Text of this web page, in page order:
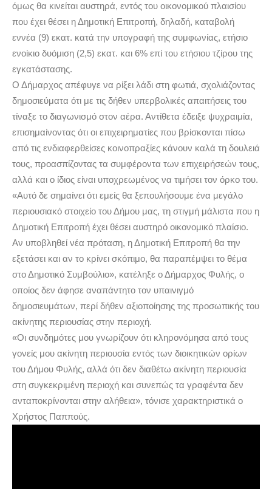
όμως θα κινείται αυστηρά, εντός του οικονομικού πλαισίου
που έχει θέσει η Δημοτική Επιτροπή, δηλαδή, καταβολή
εννέα (9) εκατ. κατά την υπογραφή της συμφωνίας, ετήσιο
ενοίκιο δυόμιση (2,5) εκατ. και 6% επί του ετήσιου τζίρου της
εγκατάστασης.
Ο Δήμαρχος απέφυγε να ρίξει λάδι στη φωτιά, σχολιάζοντας
δημοσιεύματα ότι με τις δήθεν υπερβολικές απαιτήσεις του
τίναξε το διαγωνισμό στον αέρα. Αντίθετα έδειξε ψυχραιμία,
επισημαίνοντας ότι οι επιχειρηματίες που βρίσκονται πίσω
από τις ενδιαφερθείσες κοινοπραξίες κάνουν καλά τη δουλειά
τους, προασπίζοντας τα συμφέροντα των επιχειρήσεών τους,
αλλά και ο ίδιος είναι υποχρεωμένος να τιμήσει τον όρκο του.
«Αυτό δε σημαίνει ότι εμείς θα ξεπουλήσουμε ένα μεγάλο
περιουσιακό στοιχείο του Δήμου μας, τη στιγμή μάλιστα που η
Δημοτική Επιτροπή έχει θέσει αυστηρό οικονομικό πλαίσιο.
Αν υποβληθεί νέα πρόταση, η Δημοτική Επιτροπή θα την
εξετάσει και αν το κρίνει σκόπιμο, θα παραπέμψει το θέμα
στο Δημοτικό Συμβούλιο», κατέληξε ο Δήμαρχος Φυλής, ο
οποίος δεν άφησε αναπάντητο τον υπαινιγμό
δημοσιευμάτων, περί δήθεν αξιοποίησης της προσωπικής του
ακίνητης περιουσίας στην περιοχή.
«Οι συνδημότες μου γνωρίζουν ότι κληρονόμησα από τους
γονείς μου ακίνητη περιουσία εντός των διοικητικών ορίων
του Δήμου Φυλής, αλλά ότι δεν διαθέτω ακίνητη περιουσία
στη συγκεκριμένη περιοχή και συνεπώς τα γραφέντα δεν
ανταποκρίνονται στην αλήθεια», τόνισε χαρακτηριστικά ο
Χρήστος Παππούς.